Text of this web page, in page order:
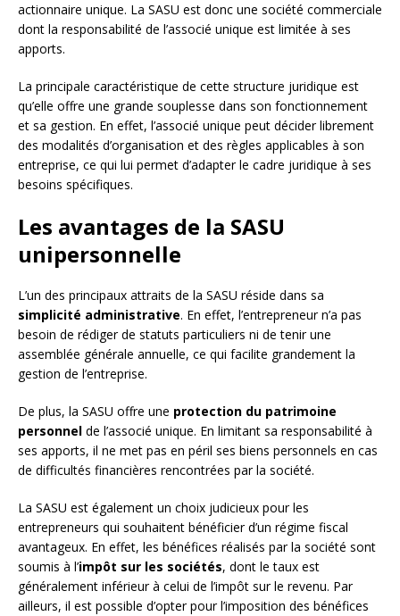
actionnaire unique. La SASU est donc une société commerciale
dont la responsabilité de l’associé unique est limitée à ses
apports.
La principale caractéristique de cette structure juridique est
qu’elle offre une grande souplesse dans son fonctionnement
et sa gestion. En effet, l’associé unique peut décider librement
des modalités d’organisation et des règles applicables à son
entreprise, ce qui lui permet d’adapter le cadre juridique à ses
besoins spécifiques.
Les avantages de la SASU
unipersonnelle
L’un des principaux attraits de la SASU réside dans sa
simplicité administrative. En effet, l’entrepreneur n’a pas
besoin de rédiger de statuts particuliers ni de tenir une
assemblée générale annuelle, ce qui facilite grandement la
gestion de l’entreprise.
De plus, la SASU offre une protection du patrimoine
personnel de l’associé unique. En limitant sa responsabilité à
ses apports, il ne met pas en péril ses biens personnels en cas
de difficultés financières rencontrées par la société.
La SASU est également un choix judicieux pour les
entrepreneurs qui souhaitent bénéficier d’un régime fiscal
avantageux. En effet, les bénéfices réalisés par la société sont
soumis à l’impôt sur les sociétés, dont le taux est
généralement inférieur à celui de l’impôt sur le revenu. Par
ailleurs, il est possible d’opter pour l’imposition des bénéfices